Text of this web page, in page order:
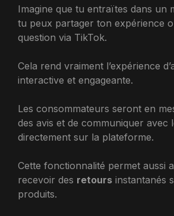
Imagine que tu entraïtes dans un
tu peux partager ton expérience
question via TikTok.
Cela rend vraiment l’expérience
interactive et engageante.
Les consommateurs seront en
des avis et de communiquer avec
directement sur la plateforme.
Cette fonctionnalité permet aussi
recevoir des retours instantanés
produits.